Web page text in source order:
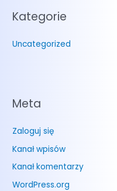
Kategorie
Uncategorized
Meta
Zaloguj się
Kanał wpisów
Kanał komentarzy
WordPress.org